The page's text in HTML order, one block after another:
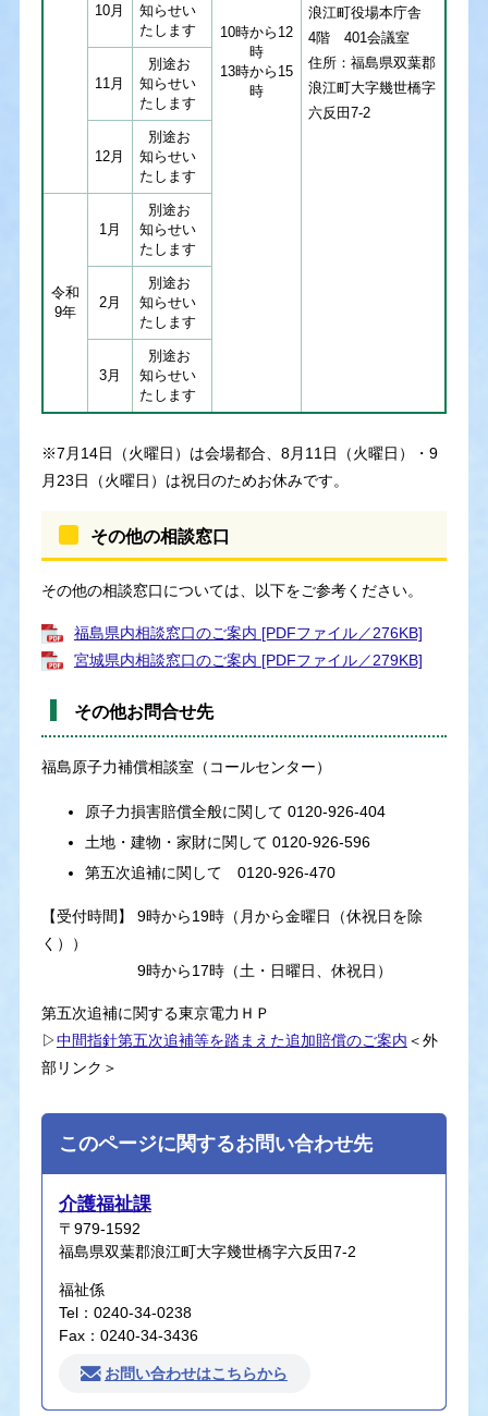
10時から12
時
13時から15
時
浪江町役場本庁舎 ​
4階 401会議室​
住所：福島県双葉郡
浪江町大字幾世橋字
六反田7-2
10月
知らせい
たします
11月
別途お
知らせい
たします
12月
別途お
知らせい
たします
令和
9年
1月
別途お
知らせい
たします
2月
別途お
知らせい
たします
3月
別途お
知らせい
たします
※7月14日（火曜日）は会場都合、8月11日（火曜日）・9
月23日（火曜日）は祝日のためお休みです。
その他の相談窓口
その他の相談窓口については、以下をご参考ください。
福島県内相談窓口のご案内 [PDFファイル／276KB]
宮城県内相談窓口のご案内 [PDFファイル／279KB]
その他お問合せ先
福島原子力補償相談室（コールセンター）
原子力損害賠償全般に関して 0120-926-404
土地・建物・家財に関して 0120-926-596
第五次追補に関して 0120-926-470
【受付時間】 9時から19時（月から金曜日（休祝日を除
く））
9時から17時（土・日曜日、休祝日）
第五次追補に関する東京電力ＨＰ
▷中間指針第五次追補等を踏まえた追加賠償のご案内 ＜外
部リンク＞
このページに関するお問い合わせ先
介護福祉課
〒979-1592
福島県双葉郡浪江町大字幾世橋字六反田7-2
福祉係
Tel：0240-34-0238
Fax：0240-34-3436
お問い合わせはこちらから